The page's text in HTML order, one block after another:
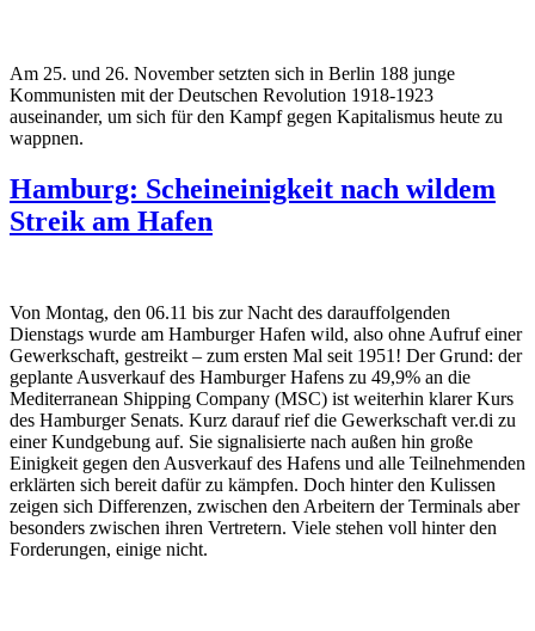
Am 25. und 26. November setzten sich in Berlin 188 junge
Kommunisten mit der Deutschen Revolution 1918-1923
auseinander, um sich für den Kampf gegen Kapitalismus heute zu
wappnen.
Hamburg: Scheineinigkeit nach wildem
Streik am Hafen
Von Montag, den 06.11 bis zur Nacht des darauffolgenden
Dienstags wurde am Hamburger Hafen wild, also ohne Aufruf einer
Gewerkschaft, gestreikt – zum ersten Mal seit 1951! Der Grund: der
geplante Ausverkauf des Hamburger Hafens zu 49,9% an die
Mediterranean Shipping Company (MSC) ist weiterhin klarer Kurs
des Hamburger Senats. Kurz darauf rief die Gewerkschaft ver.di zu
einer Kundgebung auf. Sie signalisierte nach außen hin große
Einigkeit gegen den Ausverkauf des Hafens und alle Teilnehmenden
erklärten sich bereit dafür zu kämpfen. Doch hinter den Kulissen
zeigen sich Differenzen, zwischen den Arbeitern der Terminals aber
besonders zwischen ihren Vertretern. Viele stehen voll hinter den
Forderungen, einige nicht.